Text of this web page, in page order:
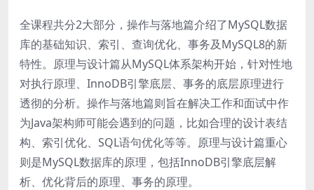
全课程共分2大部分，操作与落地篇介绍了MySQL数据
库的基础知识、索引、查询优化、事务及MySQL8的新
特性。原理与设计篇从MySQL体系架构开始，针对性地
对执行原理、InnoDB引擎底层、事务的底层原理进行
透彻的分析。操作与落地篇则旨在解决工作和面试中作
为Java架构师可能会遇到的问题，比如合理的设计表结
构、索引优化、SQL语句优化等等。原理与设计篇重心
则是MySQL数据库的原理，包括InnoDB引擎底层解
析、优化背后的原理、事务的原理。